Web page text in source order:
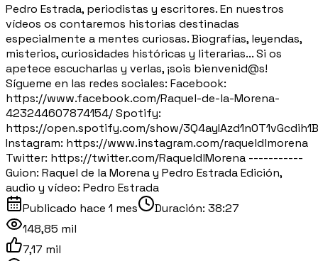
Pedro Estrada, periodistas y escritores. En nuestros
vídeos os contaremos historias destinadas
especialmente a mentes curiosas. Biografías, leyendas,
misterios, curiosidades históricas y literarias... Si os
apetece escucharlas y verlas, ¡sois bienvenid@s!
Sígueme en las redes sociales: Facebook:
https://www.facebook.com/Raquel-de-la-Morena-
423244607874154/ Spotify:
https://open.spotify.com/show/3Q4ayIAzd1n0T1vGcdih1B
Instagram: https://www.instagram.com/raqueldlmorena
Twitter: https://twitter.com/RaqueldlMorena -----------
Guion: Raquel de la Morena y Pedro Estrada Edición,
audio y vídeo: Pedro Estrada
Publicado hace 1 mes Duración: 38:27
148,85 mil
7,17 mil